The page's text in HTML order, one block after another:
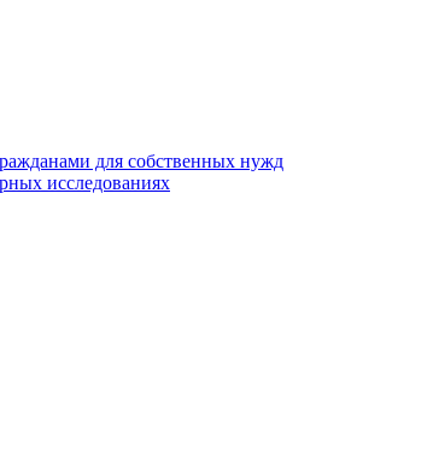
для собственных нужд
исследованиях